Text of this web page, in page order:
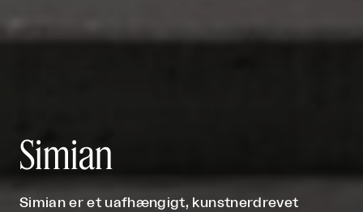
Simian
Simian er et uafhængigt, kunstnerdrevet